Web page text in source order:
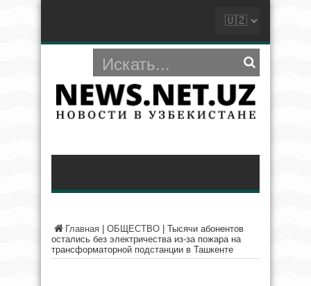
Главная ОБЩЕСТВО
Тысячи абонентов
остались без электричества из-за пожара на
трансформаторной подстанции в Ташкенте